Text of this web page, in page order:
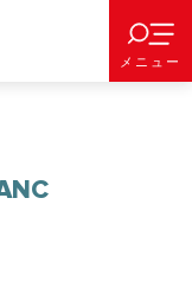
メニュー